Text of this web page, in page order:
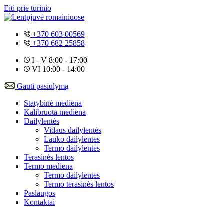
Eiti prie turinio
+370 603 00569
+370 682 25858
I - V 8:00 - 17:00
VI 10:00 - 14:00
Gauti pasiūlymą
Statybinė mediena
Kalibruota mediena
Dailylentės
Vidaus dailylentės
Lauko dailylentės
Termo dailylentės
Terasinės lentos
Termo mediena
Termo dailylentės
Termo terasinės lentos
Paslaugos
Kontaktai